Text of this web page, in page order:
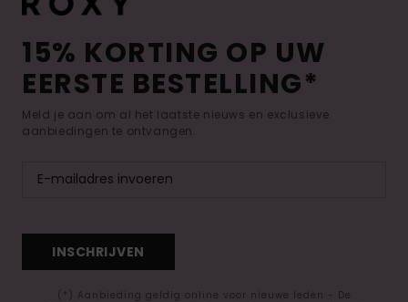
15% KORTING OP UW
EERSTE BESTELLING*
Meld je aan om al het laatste nieuws en exclusieve
aanbiedingen te ontvangen.
INSCHRIJVEN
(*) Aanbieding geldig online voor nieuwe leden - De